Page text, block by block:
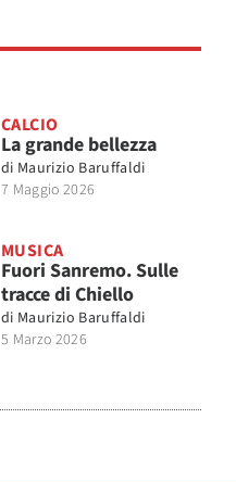
CALCIO
La grande bellezza
di Maurizio Baruffaldi
7 Maggio 2026
MUSICA
Fuori Sanremo. Sulle
tracce di Chiello
di Maurizio Baruffaldi
5 Marzo 2026